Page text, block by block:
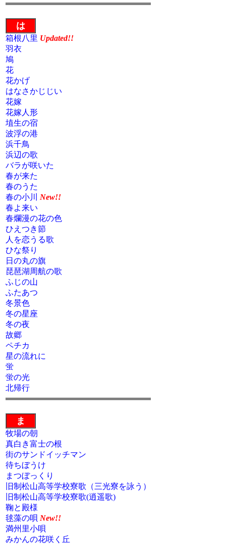
は
箱根八里 Updated!!
羽衣
鳩
花
花かげ
はなさかじじい
花嫁
花嫁人形
埴生の宿
波浮の港
浜千鳥
浜辺の歌
バラが咲いた
春が来た
春のうた
春の小川
New!!
春よ来い
春爛漫の花の色
ひえつき節
人を恋うる歌
ひな祭り
日の丸の旗
琵琶湖周航の歌
ふじの山
ふたあつ
冬景色
冬の星座
冬の夜
故郷
ペチカ
星の流れに
蛍
蛍の光
北帰行
ま
牧場の朝
真白き富士の根
街のサンドイッチマン
待ちぼうけ
まつぼっくり
旧制松山高等学校寮歌（三光寮を詠う）
旧制松山高等学校寮歌(逍遥歌)
鞠と殿様
毬藻の唄 New!!
満州里小唄
みかんの花咲く丘